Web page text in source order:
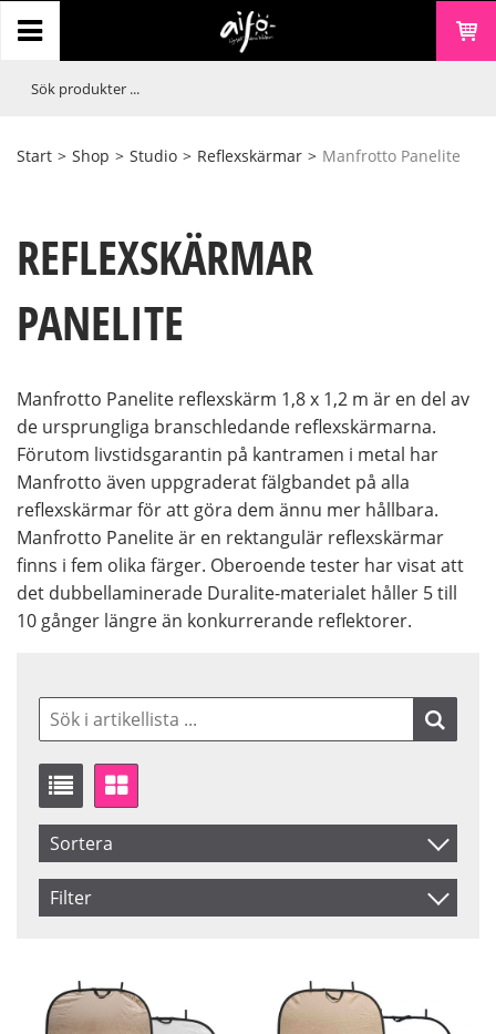
Start > Shop > Studio > Reflexskärmar > Manfrotto Panelite
REFLEXSKÄRMAR
PANELITE
Manfrotto Panelite reflexskärm 1,8 x 1,2 m är en del av
de ursprungliga branschledande reflexskärmarna.
Förutom livstidsgarantin på kantramen i metal har
Manfrotto även uppgraderat fälgbandet på alla
reflexskärmar för att göra dem ännu mer hållbara.
Manfrotto Panelite är en rektangulär reflexskärmar
finns i fem olika färger. Oberoende tester har visat att
det dubbellaminerade Duralite-materialet håller 5 till
10 gånger längre än konkurrerande reflektorer.
Sortera
Artikelkod
Filter
Sunfire/Vit